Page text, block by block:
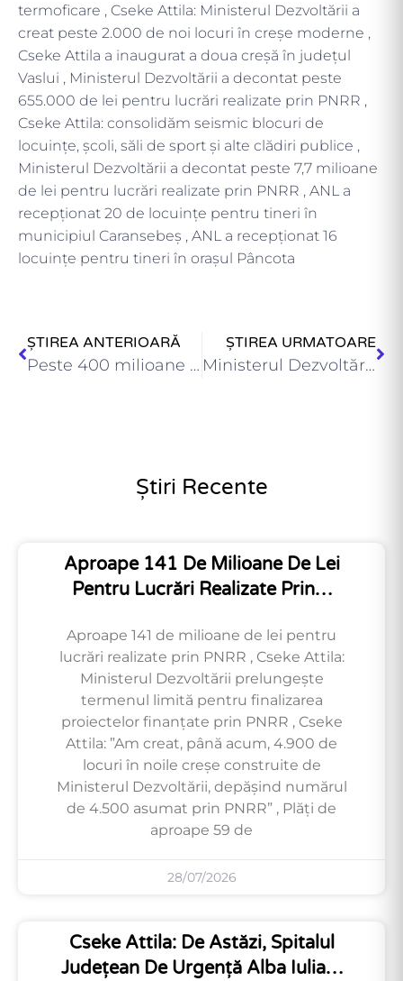
termoficare , Cseke Attila: Ministerul Dezvoltării a
creat peste 2.000 de noi locuri în creșe moderne ,
Cseke Attila a inaugurat a doua creșă în județul
Vaslui , Ministerul Dezvoltării a decontat peste
655.000 de lei pentru lucrări realizate prin PNRR ,
Cseke Attila: consolidăm seismic blocuri de
locuințe, școli, săli de sport și alte clădiri publice ,
Ministerul Dezvoltării a decontat peste 7,7 milioane
de lei pentru lucrări realizate prin PNRR , ANL a
recepţionat 20 de locuinţe pentru tineri în
municipiul Caransebeș , ANL a recepţionat 16
locuinţe pentru tineri în orașul Pâncota
ȘTIREA ANTERIOARĂ
Peste 400 milioane de lei pentru proiecte finanțate prin PNRR…
ȘTIREA URMATOARE
Ministerul Dezvoltării a decontat aproape 95 de milioane de lei…
Știri Recente
Aproape 141 De Milioane De Lei
Pentru Lucrări Realizate Prin…
Aproape 141 de milioane de lei pentru
lucrări realizate prin PNRR , Cseke Attila:
Ministerul Dezvoltării prelungește
termenul limită pentru finalizarea
proiectelor finanțate prin PNRR , Cseke
Attila: ”Am creat, până acum, 4.900 de
locuri în noile creșe construite de
Ministerul Dezvoltării, depășind numărul
de 4.500 asumat prin PNRR” , Plăți de
aproape 59 de
28/07/2026
Cseke Attila: De Astăzi, Spitalul
Județean De Urgență Alba Iulia…